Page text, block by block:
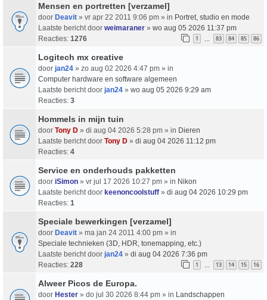
Mensen en portretten [verzamel]
door Deavit » vr apr 22 2011 9:06 pm » in Portret, studio en mode
Laatste bericht door weimaraner » wo aug 05 2026 11:37 pm
Reacties: 1276 1 … 83 84 85 86
Logitech mx creative
door jan24 » zo aug 02 2026 4:47 pm » in
Computer hardware en software algemeen
Laatste bericht door jan24 » wo aug 05 2026 9:29 am
Reacties: 3
Hommels in mijn tuin
door Tony D » di aug 04 2026 5:28 pm » in Dieren
Laatste bericht door Tony D » di aug 04 2026 11:12 pm
Reacties: 4
Service en onderhouds pakketten
door iSimon » vr jul 17 2026 10:27 pm » in Nikon
Laatste bericht door keenoncoolstuff » di aug 04 2026 10:29 pm
Reacties: 1
Speciale bewerkingen [verzamel]
door Deavit » ma jan 24 2011 4:00 pm » in
Speciale technieken (3D, HDR, tonemapping, etc.)
Laatste bericht door jan24 » di aug 04 2026 7:36 pm
Reacties: 228 1 … 13 14 15 16
Alweer Picos de Europa.
door Hester » do jul 30 2026 8:44 pm » in Landschappen